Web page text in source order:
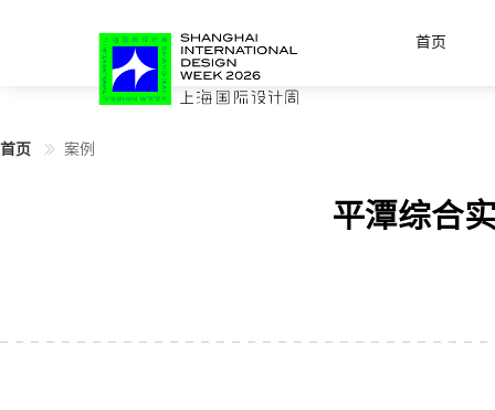
首页
首页 案例
平潭综合